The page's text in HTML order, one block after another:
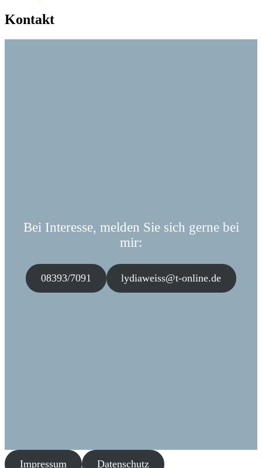
Kontakt
Bei Interesse, melden Sie sich gerne bei
mir:
08393/7091 lydiaweiss@t-online.de
Impressum Datenschutz